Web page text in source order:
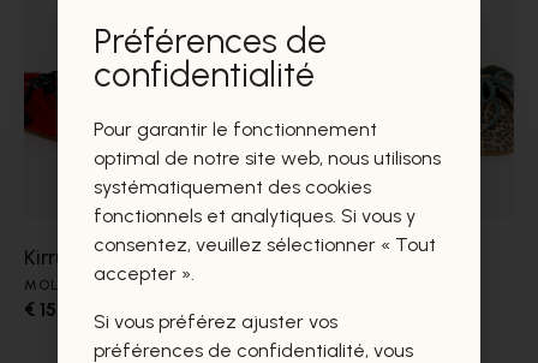
Kirruna
MOLIÈRES
€ 159,00
Kirruna
Préférences de
confidentialité
Pour garantir le fonctionnement
optimal de notre site web, nous utilisons
systématiquement des cookies
fonctionnels et analytiques. Si vous y
consentez, veuillez sélectionner « Tout
accepter ».
Si vous préférez ajuster vos
préférences de confidentialité, vous